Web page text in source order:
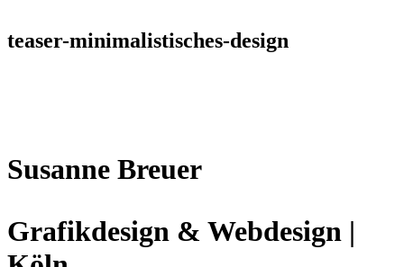
teaser-minimalistisches-design
Susanne Breuer
Grafikdesign & Webdesign |